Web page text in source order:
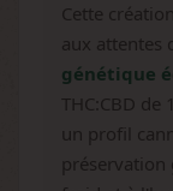
Cette
aux attentes
génétique
THC:CBD
un profil
préservation